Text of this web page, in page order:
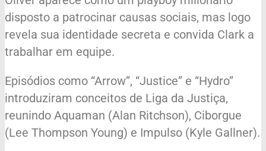
disposto a patrocinar causas sociais, mas logo
revela sua identidade secreta e convida Clark a
trabalhar em equipe.
Episódios como “Arrow”, “Justice” e “Hydro”
introduziram conceitos de Liga da Justiça,
reunindo Aquaman (Alan Ritchson), Ciborgue
(Lee Thompson Young) e Impulso (Kyle Gallner).